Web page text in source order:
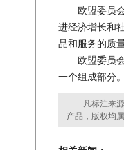
欧盟委员会
进经济增长和
品和服务的质
欧盟委员会
一个组成部分
凡标注来源
产品，版权均